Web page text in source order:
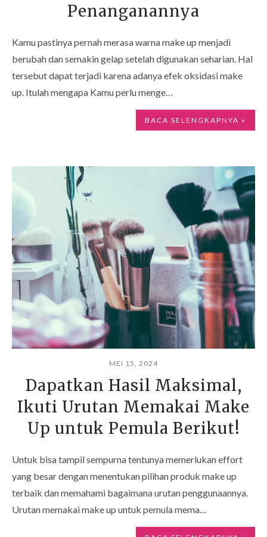
Penanganannya
Kamu pastinya pernah merasa warna make up menjadi
berubah dan semakin gelap setelah digunakan seharian. Hal
tersebut dapat terjadi karena adanya efek oksidasi make
up. Itulah mengapa Kamu perlu menge…
BACA SELENGKAPNYA »
MEI 15, 2024
Dapatkan Hasil Maksimal,
Ikuti Urutan Memakai Make
Up untuk Pemula Berikut!
Untuk bisa tampil sempurna tentunya memerlukan effort
yang besar dengan menentukan pilihan produk make up
terbaik dan memahami bagaimana urutan penggunaannya.
Urutan memakai make up untuk pemula mema…